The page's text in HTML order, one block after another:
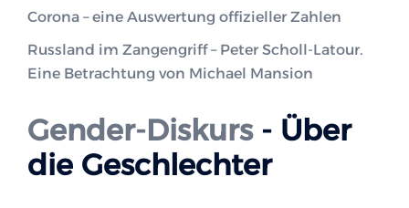
Corona – eine Auswertung offizieller Zahlen
Russland im Zangengriff – Peter Scholl-Latour.
Eine Betrachtung von Michael Mansion
Gender-Diskurs- Über
die Geschlechter